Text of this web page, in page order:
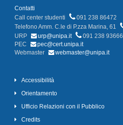
Contatti
Call center studenti
091 238 86472
Telefono Amm. C.le di P.zza Marina, 61
URP
urp@unipa.it
091 238 93666
PEC
pec@cert.unipa.it
Webmaster
webmaster@unipa.it
Accessibilità
Orientamento
Ufficio Relazioni con il Pubblico
Credits